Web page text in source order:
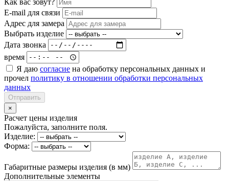
E-mail для связи
Адрес для замера
Выбрать изделие
Дата звонка
время
Я даю согласие на обработку персональных данных и
прочел политику в отношении обработки персональных
данных
Отправить
×
Расчет цены изделия
Пожалуйста, заполните поля.
Изделие:
Форма:
Габаритные размеры изделия (в мм)
Дополнительные элементы